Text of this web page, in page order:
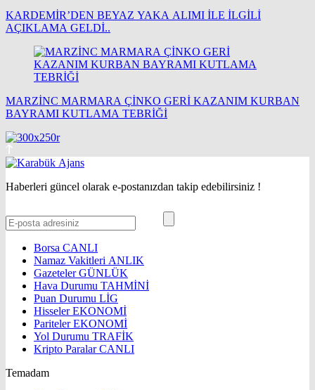
KARDEMİR’DEN BEYAZ YAKA ALIMI İLE İLGİLİ
AÇIKLAMA GELDİ..
MARZİNC MARMARA ÇİNKO GERİ KAZANIM KURBAN
BAYRAMI KUTLAMA TEBRİĞİ
Haberleri güncel olarak e-postanızdan takip edebilirsiniz !
Borsa CANLI
Namaz Vakitleri ANLIK
GazetelerGÜNLÜK
Hava Durumu TAHMİNİ
Puan Durumu LİG
HisselerEKONOMİ
ParitelerEKONOMİ
Yol Durumu TRAFİK
Kripto ParalarCANLI
Temadam